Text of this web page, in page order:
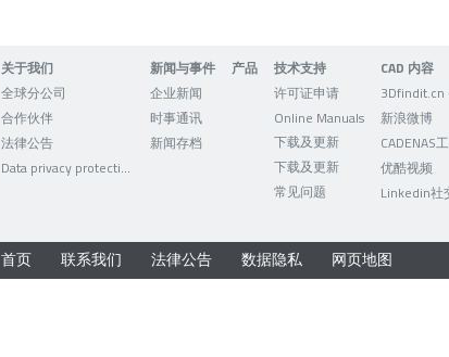
关于我们
全球分公司
合作伙伴
法律公告
新闻与事件
企业新闻
时事通讯
新闻存档
产品 技术支持
许可证申请
Online Manuals
下载及更新
下载及更新
常见问题
CAD 内容
新浪微博
CADENAS
优酷视频
Linkedin社
首页 联系我们 法律公告 数据隐私 网页地图